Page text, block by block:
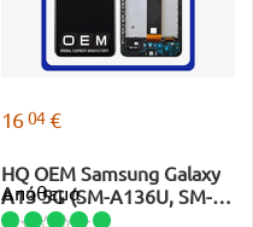
1604€
HQ OEM Samsung Galaxy
A13 5G (SM-A136U, SM-
A136U1) PLS LCD Οθόνη +
Απόθεμα